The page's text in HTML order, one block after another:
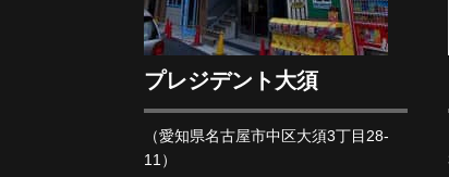
プレジデント大須
（愛知県名古屋市中区大須3丁目28-
11）